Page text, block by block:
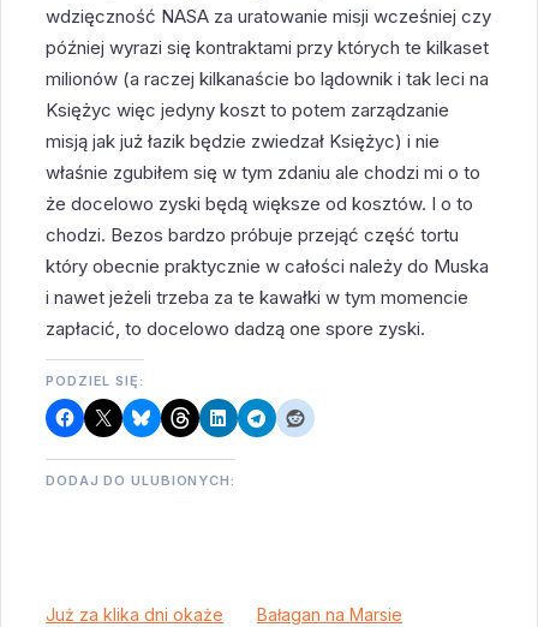
wdzięczność NASA za uratowanie misji wcześniej czy
później wyrazi się kontraktami przy których te kilkaset
milionów (a raczej kilkanaście bo lądownik i tak leci na
Księżyc więc jedyny koszt to potem zarządzanie
misją jak już łazik będzie zwiedzał Księżyc) i nie
właśnie zgubiłem się w tym zdaniu ale chodzi mi o to
że docelowo zyski będą większe od kosztów. I o to
chodzi. Bezos bardzo próbuje przejąć część tortu
który obecnie praktycznie w całości należy do Muska
i nawet jeżeli trzeba za te kawałki w tym momencie
zapłacić, to docelowo dadzą one spore zyski.
PODZIEL SIĘ:
DODAJ DO ULUBIONYCH:
Już za klika dni okaże
Bałagan na Marsie